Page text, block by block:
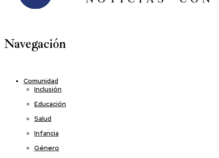
Navegación
Comunidad
Inclusión
Educación
Salud
Infancia
Género